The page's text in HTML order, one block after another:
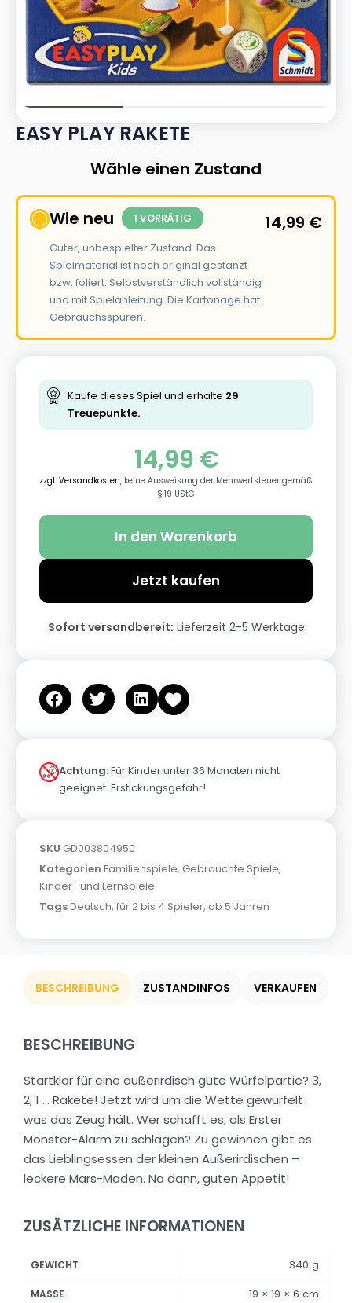
EASY PLAY RAKETE
Wähle einen Zustand
Wie neu 1 VORRÄTIG
Guter, unbespielter Zustand. Das
Spielmaterial ist noch original gestanzt
bzw. foliert. Selbstverständlich vollständig
und mit Spielanleitung. Die Kartonage hat
Gebrauchsspuren.
14,99 €
Kaufe dieses Spiel und erhalte 29
Treuepunkte.
14,99 €
zzgl. Versandkosten, keine Ausweisung der Mehrwertsteuer gemäß
§ 19 UStG
In den Warenkorb
Jetzt kaufen
Sofort versandbereit: Lieferzeit 2-5 Werktage
Achtung:Für Kinder unter 36 Monaten nicht
geeignet. Erstickungsgefahr!
SKU GD003804950
Kategorien Familienspiele, Gebrauchte Spiele,
Kinder- und Lernspiele
TagsDeutsch, für 2 bis 4 Spieler, ab 5 Jahren
BESCHREIBUNG ZUSTANDINFOS VERKAUFEN
BESCHREIBUNG
Startklar für eine außerirdisch gute Würfelpartie? 3,
2, 1 … Rakete! Jetzt wird um die Wette gewürfelt
was das Zeug hält. Wer schafft es, als Erster
Monster-Alarm zu schlagen? Zu gewinnen gibt es
das Lieblingsessen der kleinen Außerirdischen –
leckere Mars-Maden. Na dann, guten Appetit!
ZUSÄTZLICHE INFORMATIONEN
GEWICHT 340 g
MASSE 19 × 19 × 6 cm